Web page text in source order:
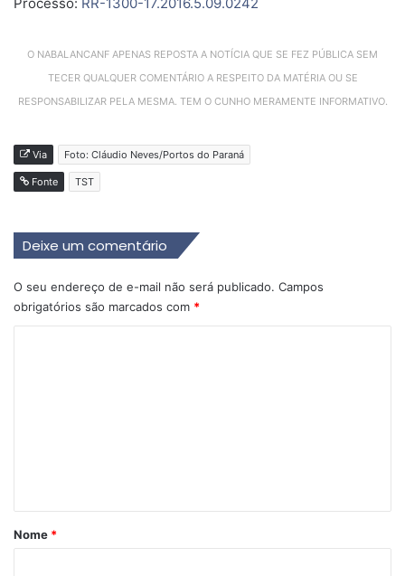
O NABALANCANF APENAS REPOSTA A NOTÍCIA QUE SE FEZ PÚBLICA SEM
TECER QUALQUER COMENTÁRIO A RESPEITO DA MATÉRIA OU SE
RESPONSABILIZAR PELA MESMA. TEM O CUNHO MERAMENTE INFORMATIVO.
Via Foto: Cláudio Neves/Portos do Paraná
Fonte TST
Deixe um comentário
O seu endereço de e-mail não será publicado. Campos
obrigatórios são marcados com *
rNome *